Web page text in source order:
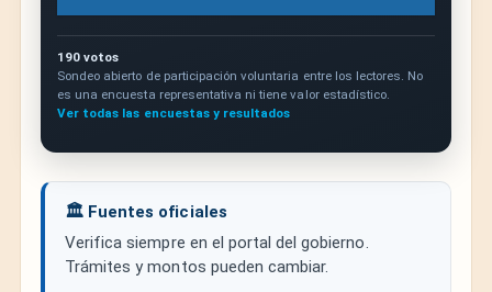
190 votos
Sondeo abierto de participación voluntaria entre los lectores. No
es una encuesta representativa ni tiene valor estadístico.
Ver todas las encuestas y resultados
🏛️ Fuentes oficiales
Verifica siempre en el portal del gobierno.
Trámites y montos pueden cambiar.